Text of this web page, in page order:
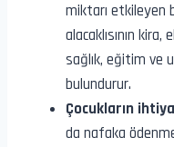
miktarı etkileyen
alacaklısının
sağlık, eğitim ve
bulundurur.
Çocukların
da nafaka